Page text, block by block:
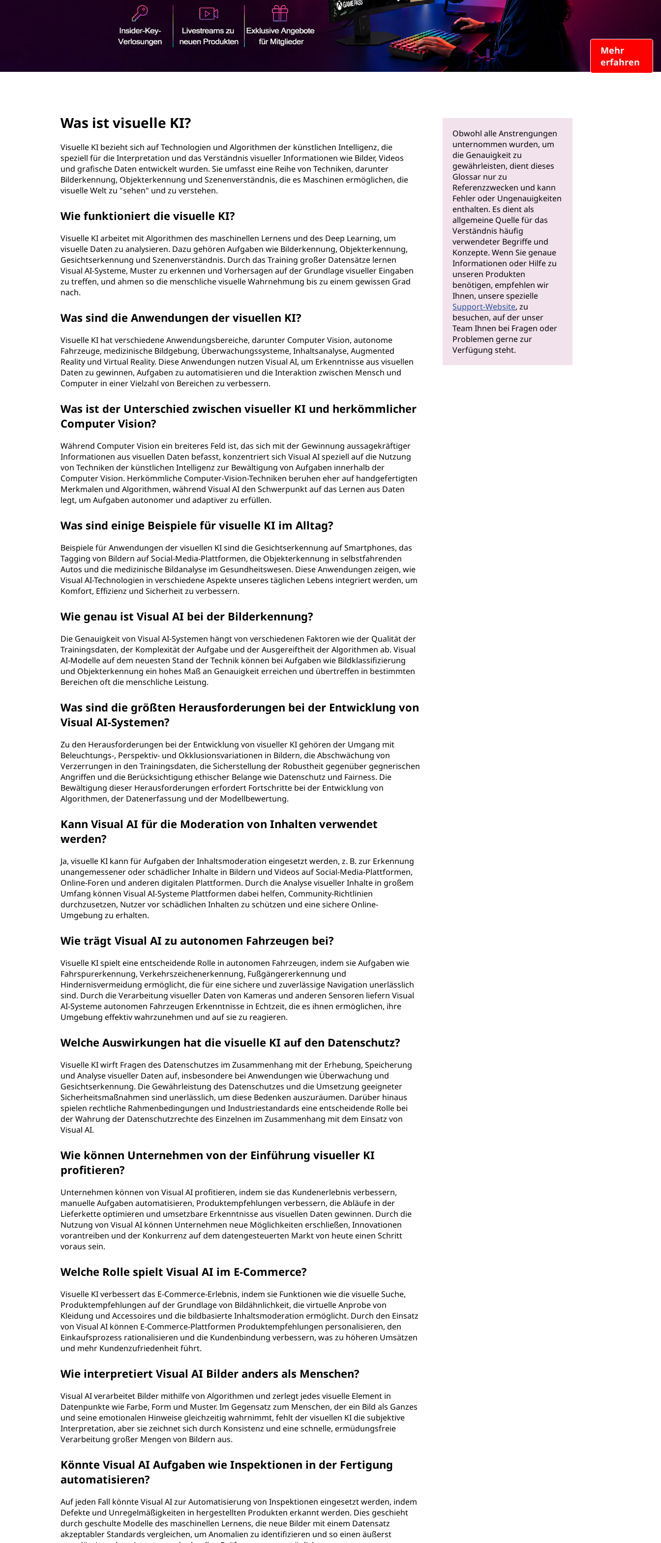
Mehr
erfahren
Was ist visuelle KI?
Visuelle KI bezieht sich auf Technologien und Algorithmen der künstlichen Intelligenz, die
speziell für die Interpretation und das Verständnis visueller Informationen wie Bilder, Videos
und grafische Daten entwickelt wurden. Sie umfasst eine Reihe von Techniken, darunter
Bilderkennung, Objekterkennung und Szenenverständnis, die es Maschinen ermöglichen, die
visuelle Welt zu "sehen" und zu verstehen.
Wie funktioniert die visuelle KI?
Visuelle KI arbeitet mit Algorithmen des maschinellen Lernens und des Deep Learning, um
visuelle Daten zu analysieren. Dazu gehören Aufgaben wie Bilderkennung, Objekterkennung,
Gesichtserkennung und Szenenverständnis. Durch das Training großer Datensätze lernen
Visual AI-Systeme, Muster zu erkennen und Vorhersagen auf der Grundlage visueller Eingaben
zu treffen, und ahmen so die menschliche visuelle Wahrnehmung bis zu einem gewissen Grad
nach.
Was sind die Anwendungen der visuellen KI?
Visuelle KI hat verschiedene Anwendungsbereiche, darunter Computer Vision, autonome
Fahrzeuge, medizinische Bildgebung, Überwachungssysteme, Inhaltsanalyse, Augmented
Reality und Virtual Reality. Diese Anwendungen nutzen Visual AI, um Erkenntnisse aus visuellen
Daten zu gewinnen, Aufgaben zu automatisieren und die Interaktion zwischen Mensch und
Computer in einer Vielzahl von Bereichen zu verbessern.
Was ist der Unterschied zwischen visueller KI und herkömmlicher
Computer Vision?
Während Computer Vision ein breiteres Feld ist, das sich mit der Gewinnung aussagekräftiger
Informationen aus visuellen Daten befasst, konzentriert sich Visual AI speziell auf die Nutzung
von Techniken der künstlichen Intelligenz zur Bewältigung von Aufgaben innerhalb der
Computer Vision. Herkömmliche Computer-Vision-Techniken beruhen eher auf handgefertigten
Merkmalen und Algorithmen, während Visual AI den Schwerpunkt auf das Lernen aus Daten
legt, um Aufgaben autonomer und adaptiver zu erfüllen.
Was sind einige Beispiele für visuelle KI im Alltag?
Beispiele für Anwendungen der visuellen KI sind die Gesichtserkennung auf Smartphones, das
Tagging von Bildern auf Social-Media-Plattformen, die Objekterkennung in selbstfahrenden
Autos und die medizinische Bildanalyse im Gesundheitswesen. Diese Anwendungen zeigen, wie
Visual AI-Technologien in verschiedene Aspekte unseres täglichen Lebens integriert werden, um
Komfort, Effizienz und Sicherheit zu verbessern.
Wie genau ist Visual AI bei der Bilderkennung?
Die Genauigkeit von Visual AI-Systemen hängt von verschiedenen Faktoren wie der Qualität der
Trainingsdaten, der Komplexität der Aufgabe und der Ausgereiftheit der Algorithmen ab. Visual
AI-Modelle auf dem neuesten Stand der Technik können bei Aufgaben wie Bildklassifizierung
und Objekterkennung ein hohes Maß an Genauigkeit erreichen und übertreffen in bestimmten
Bereichen oft die menschliche Leistung.
Was sind die größten Herausforderungen bei der Entwicklung von
Visual AI-Systemen?
Zu den Herausforderungen bei der Entwicklung von visueller KI gehören der Umgang mit
Beleuchtungs-, Perspektiv- und Okklusionsvariationen in Bildern, die Abschwächung von
Verzerrungen in den Trainingsdaten, die Sicherstellung der Robustheit gegenüber gegnerischen
Angriffen und die Berücksichtigung ethischer Belange wie Datenschutz und Fairness. Die
Bewältigung dieser Herausforderungen erfordert Fortschritte bei der Entwicklung von
Algorithmen, der Datenerfassung und der Modellbewertung.
Kann Visual AI für die Moderation von Inhalten verwendet
werden?
Ja, visuelle KI kann für Aufgaben der Inhaltsmoderation eingesetzt werden, z. B. zur Erkennung
unangemessener oder schädlicher Inhalte in Bildern und Videos auf Social-Media-Plattformen,
Online-Foren und anderen digitalen Plattformen. Durch die Analyse visueller Inhalte in großem
Umfang können Visual AI-Systeme Plattformen dabei helfen, Community-Richtlinien
durchzusetzen, Nutzer vor schädlichen Inhalten zu schützen und eine sichere Online-
Umgebung zu erhalten.
Wie trägt Visual AI zu autonomen Fahrzeugen bei?
Visuelle KI spielt eine entscheidende Rolle in autonomen Fahrzeugen, indem sie Aufgaben wie
Fahrspurerkennung, Verkehrszeichenerkennung, Fußgängererkennung und
Hindernisvermeidung ermöglicht, die für eine sichere und zuverlässige Navigation unerlässlich
sind. Durch die Verarbeitung visueller Daten von Kameras und anderen Sensoren liefern Visual
AI-Systeme autonomen Fahrzeugen Erkenntnisse in Echtzeit, die es ihnen ermöglichen, ihre
Umgebung effektiv wahrzunehmen und auf sie zu reagieren.
Welche Auswirkungen hat die visuelle KI auf den Datenschutz?
Visuelle KI wirft Fragen des Datenschutzes im Zusammenhang mit der Erhebung, Speicherung
und Analyse visueller Daten auf, insbesondere bei Anwendungen wie Überwachung und
Gesichtserkennung. Die Gewährleistung des Datenschutzes und die Umsetzung geeigneter
Sicherheitsmaßnahmen sind unerlässlich, um diese Bedenken auszuräumen. Darüber hinaus
spielen rechtliche Rahmenbedingungen und Industriestandards eine entscheidende Rolle bei
der Wahrung der Datenschutzrechte des Einzelnen im Zusammenhang mit dem Einsatz von
Visual AI.
Wie können Unternehmen von der Einführung visueller KI
profitieren?
Unternehmen können von Visual AI profitieren, indem sie das Kundenerlebnis verbessern,
manuelle Aufgaben automatisieren, Produktempfehlungen verbessern, die Abläufe in der
Lieferkette optimieren und umsetzbare Erkenntnisse aus visuellen Daten gewinnen. Durch die
Nutzung von Visual AI können Unternehmen neue Möglichkeiten erschließen, Innovationen
vorantreiben und der Konkurrenz auf dem datengesteuerten Markt von heute einen Schritt
voraus sein.
Welche Rolle spielt Visual AI im E-Commerce?
Visuelle KI verbessert das E-Commerce-Erlebnis, indem sie Funktionen wie die visuelle Suche,
Produktempfehlungen auf der Grundlage von Bildähnlichkeit, die virtuelle Anprobe von
Kleidung und Accessoires und die bildbasierte Inhaltsmoderation ermöglicht. Durch den Einsatz
von Visual AI können E-Commerce-Plattformen Produktempfehlungen personalisieren, den
Einkaufsprozess rationalisieren und die Kundenbindung verbessern, was zu höheren Umsätzen
und mehr Kundenzufriedenheit führt.
Wie interpretiert Visual AI Bilder anders als Menschen?
Visual AI verarbeitet Bilder mithilfe von Algorithmen und zerlegt jedes visuelle Element in
Datenpunkte wie Farbe, Form und Muster. Im Gegensatz zum Menschen, der ein Bild als Ganzes
und seine emotionalen Hinweise gleichzeitig wahrnimmt, fehlt der visuellen KI die subjektive
Interpretation, aber sie zeichnet sich durch Konsistenz und eine schnelle, ermüdungsfreie
Verarbeitung großer Mengen von Bildern aus.
Könnte Visual AI Aufgaben wie Inspektionen in der Fertigung
automatisieren?
Auf jeden Fall könnte Visual AI zur Automatisierung von Inspektionen eingesetzt werden, indem
Defekte und Unregelmäßigkeiten in hergestellten Produkten erkannt werden. Dies geschieht
durch geschulte Modelle des maschinellen Lernens, die neue Bilder mit einem Datensatz
akzeptabler Standards vergleichen, um Anomalien zu identifizieren und so einen äußerst
Obwohl alle Anstrengungen
unternommen wurden, um
die Genauigkeit zu
gewährleisten, dient dieses
Glossar nur zu
Referenzzwecken und kann
Fehler oder Ungenauigkeiten
enthalten. Es dient als
allgemeine Quelle für das
Verständnis häufig
verwendeter Begriffe und
Konzepte. Wenn Sie genaue
Informationen oder Hilfe zu
unseren Produkten
benötigen, empfehlen wir
Ihnen, unsere spezielle
Support-Website, zu
besuchen, auf der unser
Team Ihnen bei Fragen oder
Problemen gerne zur
Verfügung steht.